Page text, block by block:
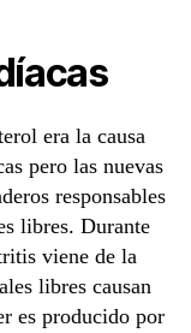
era la causa
pero las nuevas
responsables
libres. Durante
viene de la
libres causan
es producido por